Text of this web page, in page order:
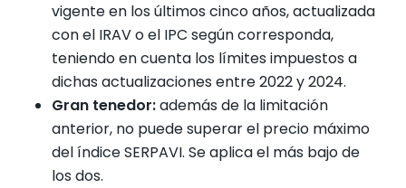
vigente en los últimos cinco años, actualizada
con el IRAV o el IPC según corresponda,
teniendo en cuenta los límites impuestos a
dichas actualizaciones entre 2022 y 2024.
Gran tenedor:además de la limitación
anterior, no puede superar el precio máximo
del índice SERPAVI. Se aplica el más bajo de
los dos.